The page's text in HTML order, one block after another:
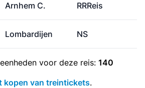
Arnhem C. RRReis
Lombardijen NS
voor deze reis: 140
kopen van treintickets.